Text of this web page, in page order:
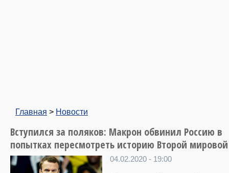
Главная > Новости
Вступился за поляков: Макрон обвинил Россию в
попытках пересмотреть историю Второй мировой
04.02.2020 - 19:00